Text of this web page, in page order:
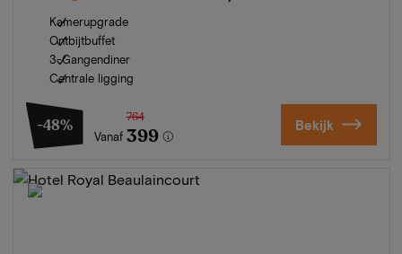
Kamerupgrade
Ontbijtbuffet
3-Gangendiner
Centrale ligging
-48%
Vanaf
764
399 Bekijk